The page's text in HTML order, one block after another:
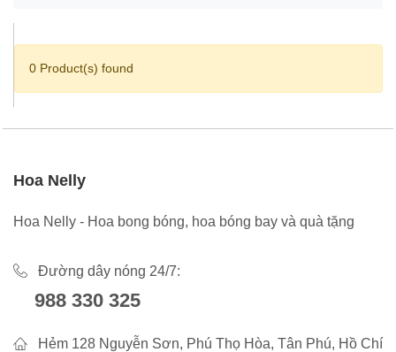
0 Product(s) found
Hoa Nelly
Hoa Nelly - Hoa bong bóng, hoa bóng bay và quà tặng
Đường dây nóng 24/7:
988 330 325
Hẻm 128 Nguyễn Sơn, Phú Thọ Hòa, Tân Phú, Hồ Chí